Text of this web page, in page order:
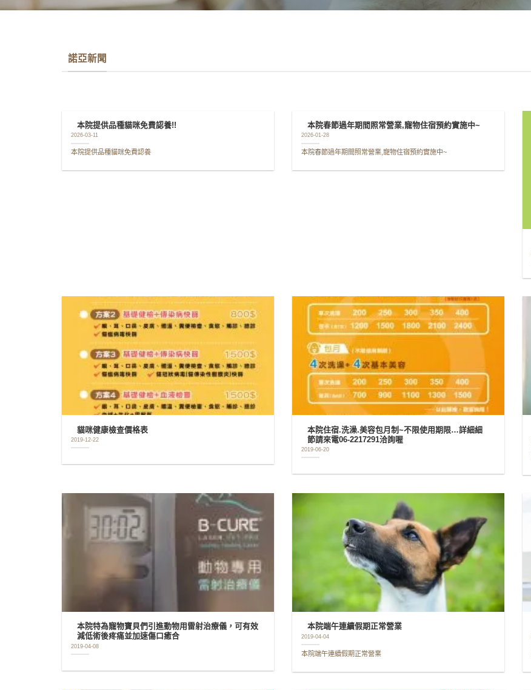
諾亞新聞
本院提供品種貓咪免費認養!!
2026-03-11
本院提供品種貓咪免費認養
本院春節過年期間照常營業,寵物住宿預約實施中~
2026-01-28
本院春節過年期間照常營業,寵物住宿預約實施中~
貓咪健康檢查價格表
2019-12-22
本院住宿.洗澡.美容包月制~不限使用期限…詳細細
節請來電06-2217291洽詢喔
2019-06-20
本院特為寵物寶貝們引進動物用雷射治療儀，可有效
減低術後疼痛並加速傷口癒合
2019-04-08
本院端午連續假期正常營業
2019-04-04
本院端午連續假期正常營業